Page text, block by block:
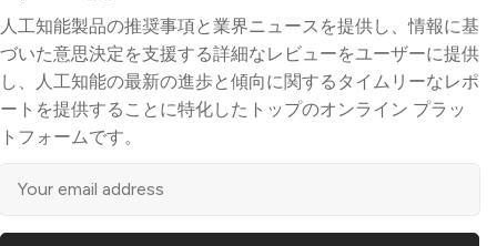
人工知能製品の推奨事項と業界ニュースを提供し、情報に基
づいた意思決定を支援する詳細なレビューをユーザーに提供
し、人工知能の最新の進歩と傾向に関するタイムリーなレポ
ートを提供することに特化したトップのオンライン プラッ
トフォームです。